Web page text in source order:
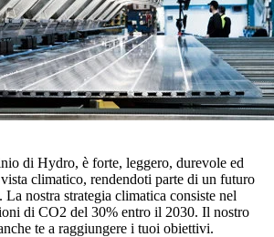
di Hydro, è forte, leggero, durevole ed
climatico, rendendoti parte di un futuro
La nostra strategia climatica consiste nel
di CO2 del 30% entro il 2030. Il nostro
te a raggiungere i tuoi obiettivi.